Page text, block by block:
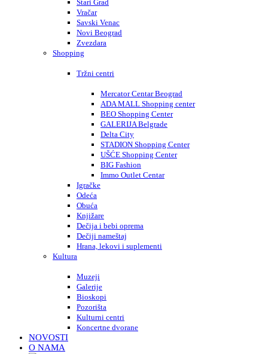
Stari Grad
Vračar
Savski Venac
Novi Beograd
Zvezdara
Shopping
Tržni centri
Mercator Centar Beograd
ADA MALL Shopping center
BEO Shopping Center
GALERIJA Belgrade
Delta City
STADION Shopping Center
UŠĆE Shopping Center
BIG Fashion
Immo Outlet Centar
Igračke
Odeća
Obuća
Knjižare
Dečija i bebi oprema
Dečiji nameštaj
Hrana, lekovi i suplementi
Kultura
Muzeji
Galerije
Bioskopi
Pozorišta
Kulturni centri
Koncertne dvorane
NOVOSTI
O NAMA